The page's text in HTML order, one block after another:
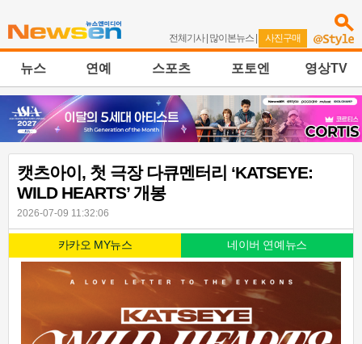
전체기사| 많이본뉴스 | 사진구매
뉴스 연예 스포츠 포토엔 영상TV
캣츠아이, 첫 극장 다큐멘터리 ‘KATSEYE:
WILD HEARTS’ 개봉
2026-07-09 11:32:06
카카오 MY뉴스 네이버 연예뉴스